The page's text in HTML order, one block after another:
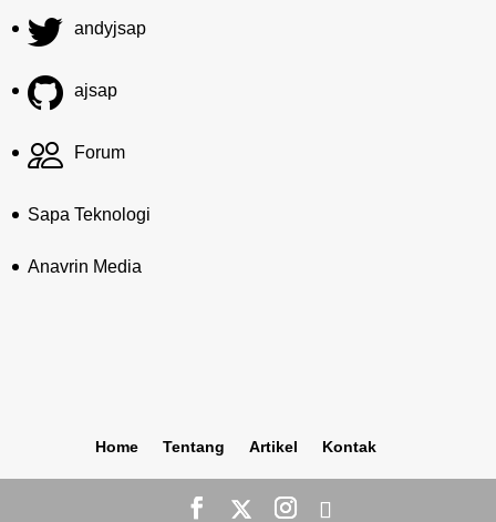
andyjsap
ajsap
Forum
Sapa Teknologi
Anavrin Media
Home Tentang Artikel Kontak